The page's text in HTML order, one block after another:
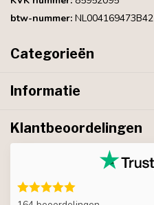
btw-nummer: NL004169473B42
Categorieën
Informatie
Klantbeoordelingen